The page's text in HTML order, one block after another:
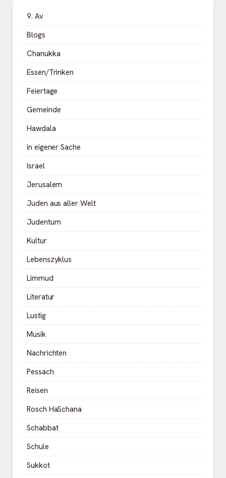
9. Av
Blogs
Chanukka
Essen/Trinken
Feiertage
Gemeinde
Hawdala
in eigener Sache
Israel
Jerusalem
Juden aus aller Welt
Judentum
Kultur
Lebenszyklus
Limmud
Literatur
Lustig
Musik
Nachrichten
Pessach
Reisen
Rosch HaSchana
Schabbat
Schule
Sukkot